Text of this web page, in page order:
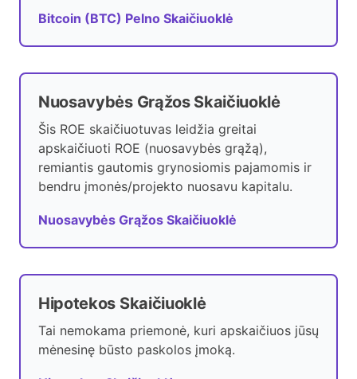
Bitcoin (BTC) Pelno Skaičiuoklė
Nuosavybės Grąžos Skaičiuoklė
Šis ROE skaičiuotuvas leidžia greitai
apskaičiuoti ROE (nuosavybės grąžą),
remiantis gautomis grynosiomis pajamomis ir
bendru įmonės/projekto nuosavu kapitalu.
Nuosavybės Grąžos Skaičiuoklė
Hipotekos Skaičiuoklė
Tai nemokama priemonė, kuri apskaičiuos jūsų
mėnesinę būsto paskolos įmoką.